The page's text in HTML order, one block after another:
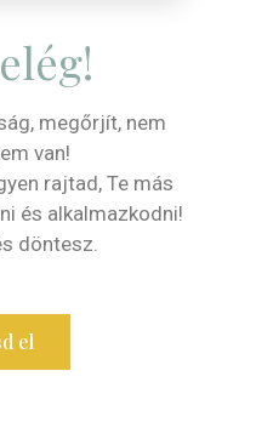
megőrjít, nem
van!
rajtad, Te más
és alkalmazkodni!
döntesz.
el